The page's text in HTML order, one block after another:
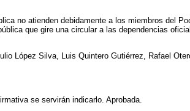
no atienden debidamente a los miembros del
que gire una circular a las dependencias
López Silva, Luis Quintero Gutiérrez, Rafael
se servirán indicarlo. Aprobada.